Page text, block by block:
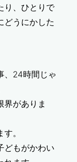
り、ひとりで
どうにかした
、24時間じゃ
界がありま
。
どもがかわい